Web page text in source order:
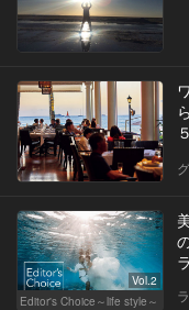
Vol.2
Editor's Choice～life style～